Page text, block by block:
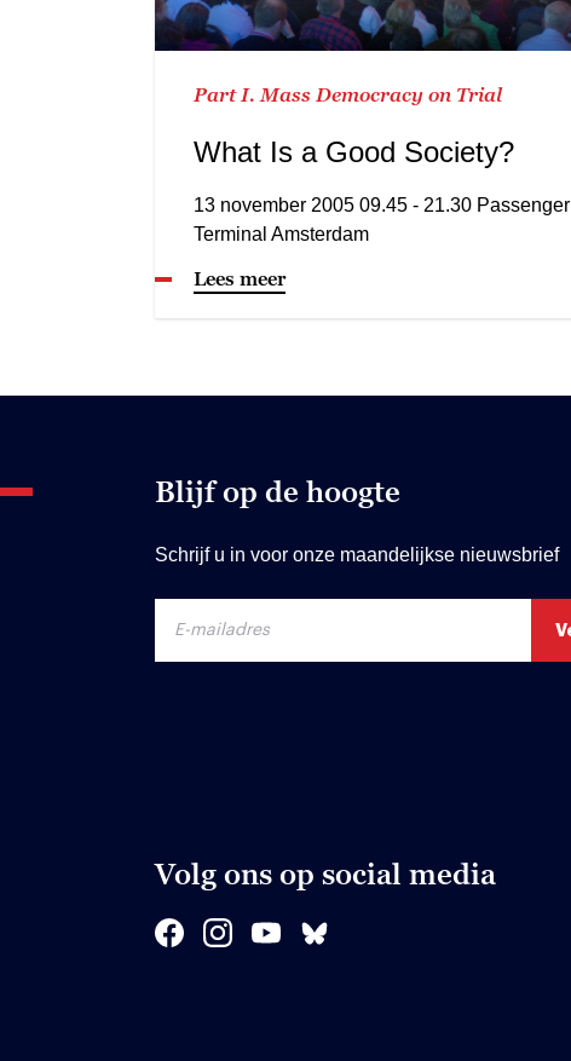
Part I. Mass Democracy on Trial
What Is a Good Society?
13 november 2005 09.45 - 21.30 Passenger
Terminal Amsterdam
Lees meer
Blijf op de hoogte
Schrijf u in voor onze maandelijkse nieuwsbrief
Volg ons op social media